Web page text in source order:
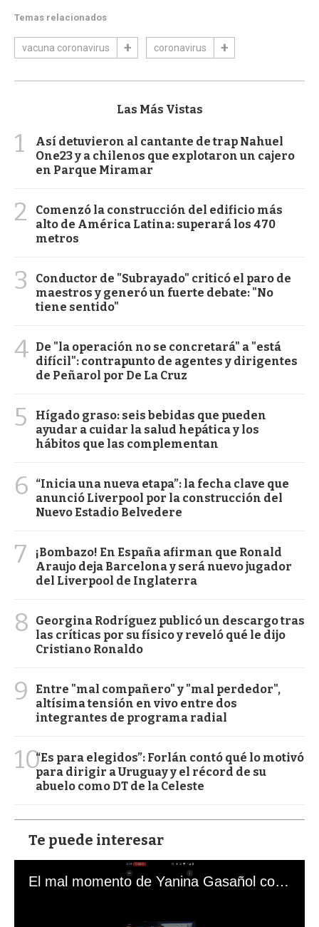
Temas relacionados
vacuna coronavirus coronavirus
Las Más Vistas
1
Así detuvieron al cantante de trap Nahuel
One23 y a chilenos que explotaron un cajero
en Parque Miramar
2
Comenzó la construcción del edificio más
alto de América Latina: superará los 470
metros
3
Conductor de "Subrayado" criticó el paro de
maestros y generó un fuerte debate: "No
tiene sentido"
4 De "la operación no se concretará" a "está
difícil": contrapunto de agentes y dirigentes
de Peñarol por De La Cruz
5
Hígado graso: seis bebidas que pueden
ayudar a cuidar la salud hepática y los
hábitos que las complementan
6
“Inicia una nueva etapa”: la fecha clave que
anunció Liverpool por la construcción del
Nuevo Estadio Belvedere
7
¡Bombazo! En España afirman que Ronald
Araujo deja Barcelona y será nuevo jugador
del Liverpool de Inglaterra
8
Georgina Rodríguez publicó un descargo tras
las críticas por su físico y reveló qué le dijo
Cristiano Ronaldo
9
Entre "mal compañero" y "mal perdedor",
altísima tensión en vivo entre dos
integrantes de programa radial
10“Es para elegidos”: Forlán contó qué lo motivó
para dirigir a Uruguay y el récord de su
abuelo como DT de la Celeste
Te puede interesar
El mal momento de Yanina Gasañol con un hincha argentino en "Subrayado"